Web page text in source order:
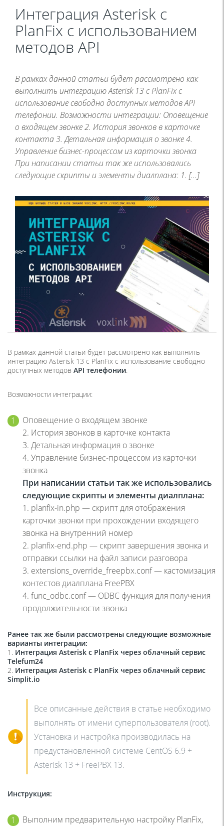
Интеграция Asterisk c
PlanFix с использованием
методов API
В рамках данной статьи будет рассмотрено как
выполнить интеграцию Asterisk 13 с PlanFix с
использование свободно доступных методов API
телефонии. Возможности интеграции: Оповещение
о входящем звонке 2. История звонков в карточке
контакта 3. Детальная информация о звонке 4.
Управление бизнес-процессом из карточки звонка
При написании статьи так же использовались
следующие скрипты и элементы диалплана: 1. […]
В рамках данной статьи будет рассмотрено как выполнить
интеграцию Asterisk 13 с PlanFix с использование свободно
доступных методов API телефонии.
Возможности интеграции:
Оповещение о входящем звонке
2. История звонков в карточке контакта
3. Детальная информация о звонке
4. Управление бизнес-процессом из карточки
звонка
При написании статьи так же использовались
следующие скрипты и элементы диалплана:
1. planfix-in.php — скрипт для отображения
карточки звонки при прохождении входящего
звонка на внутренний номер
2. planfix-end.php — скрипт завершения звонка и
отправки ссылки на файл записи разговора
3. extensions_override_freepbx.conf — кастомизация
контестов диалплана FreePBX
4. func_odbc.conf — ODBC функция для получения
продолжительности звонка
Ранее так же были рассмотрены следующие возможные
варианты интеграции:
1. Интеграция Asterisk c PlanFix через облачный сервис
Telefum24
2. Интеграция Asterisk c PlanFix через облачный сервис
Simplit.io
Все описанные действия в статье необходимо
выполнять от имени суперпользователя (root).
Установка и настройка производилась на
предустановленной системе CentOS 6.9 +
Asterisk 13 + FreePBX 13.
Инструкция:
Выполним предварительную настройку PlanFix,